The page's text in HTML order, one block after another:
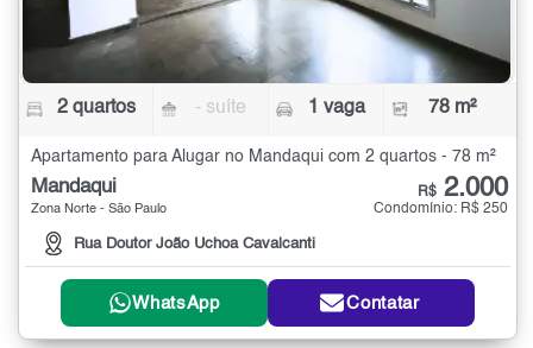
2 quartos - suíte 1 vaga 78 m²
Apartamento para Alugar no Mandaqui com 2 quartos - 78 m²
Mandaqui
Zona Norte - São Paulo
Rua Doutor João Uchoa Cavalcanti
R$ 2.000
Condomínio: R$ 250
WhatsApp Contatar